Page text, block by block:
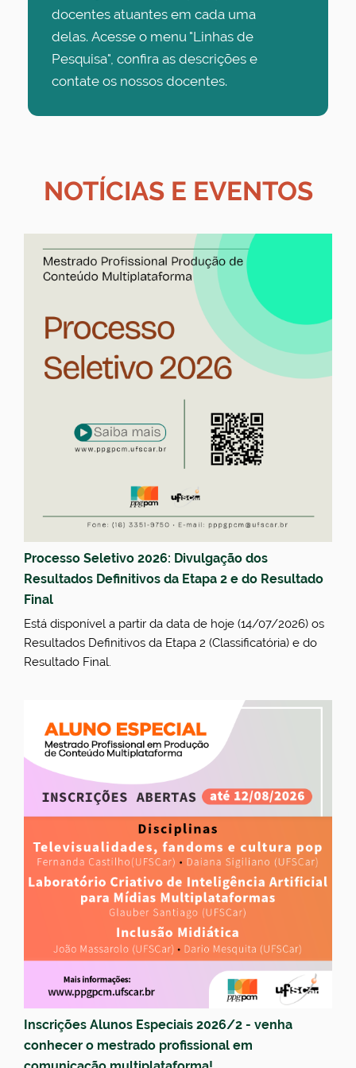
docentes atuantes em cada uma
delas. Acesse o menu "Linhas de
Pesquisa", confira as descrições e
contate os nossos docentes.
NOTÍCIAS E EVENTOS
Processo Seletivo 2026: Divulgação dos
Resultados Definitivos da Etapa 2 e do Resultado
Final
Está disponível a partir da data de hoje (14/07/2026) os
Resultados Definitivos da Etapa 2 (Classificatória) e do
Resultado Final.
Inscrições Alunos Especiais 2026/2 - venha
conhecer o mestrado profissional em